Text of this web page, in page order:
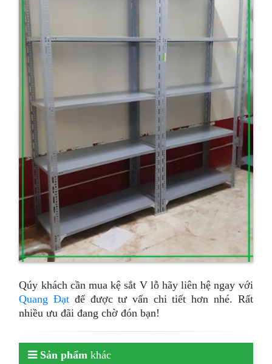
Qúy khách cần mua kệ sắt V lỗ hãy liên hệ ngay với
Quang Đạt để được tư vấn chi tiết hơn nhé. Rất
nhiều ưu đãi đang chờ đón bạn!
Sản phẩm khác